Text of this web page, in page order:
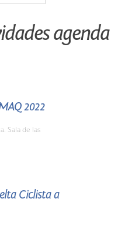
agenda
2022
Sala de las
Ciclista a